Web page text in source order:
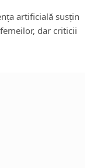
artificială susțin
dar criticii